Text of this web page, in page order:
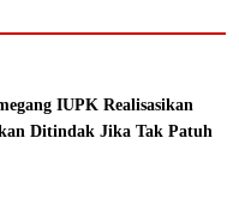
IUPK Realisasikan
Ditindak Jika Tak Patuh